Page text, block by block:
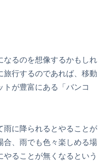
なるのを想像するかもしれ
旅行するのであれば、移動
が豊富にある「バンコ
雨に降られるとやることが
合、雨でも色々楽しめる場
ることが無くなるという